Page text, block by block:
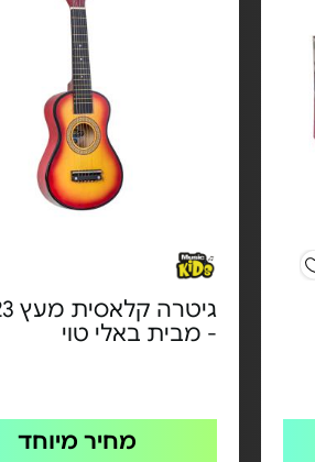
- מבית באלי טוי
מחיר מיוחד